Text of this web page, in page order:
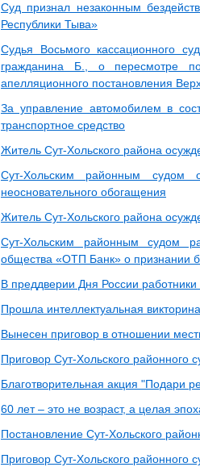
Суд признал незаконным
Республики Тыва»
Судья Восьмого кассационного
гражданина Б., о пересмотре
апелляционного постановления
За управление автомобилем в
транспортное средство
Житель Сут-Хольского района
Сут-Хольским районным судом
неосновательного обогащения
Житель Сут-Хольского района
Сут-Хольским районным судом
общества «ОТП Банк» о признании
В преддверии Дня России
Прошла интеллектуальная
Вынесен приговор в отношении
Приговор Сут-Хольского районного
Благотворительная акция "Подари
60 лет – это не возраст, а целая
Постановление Сут-Хольского
Приговор Сут-Хольского районного